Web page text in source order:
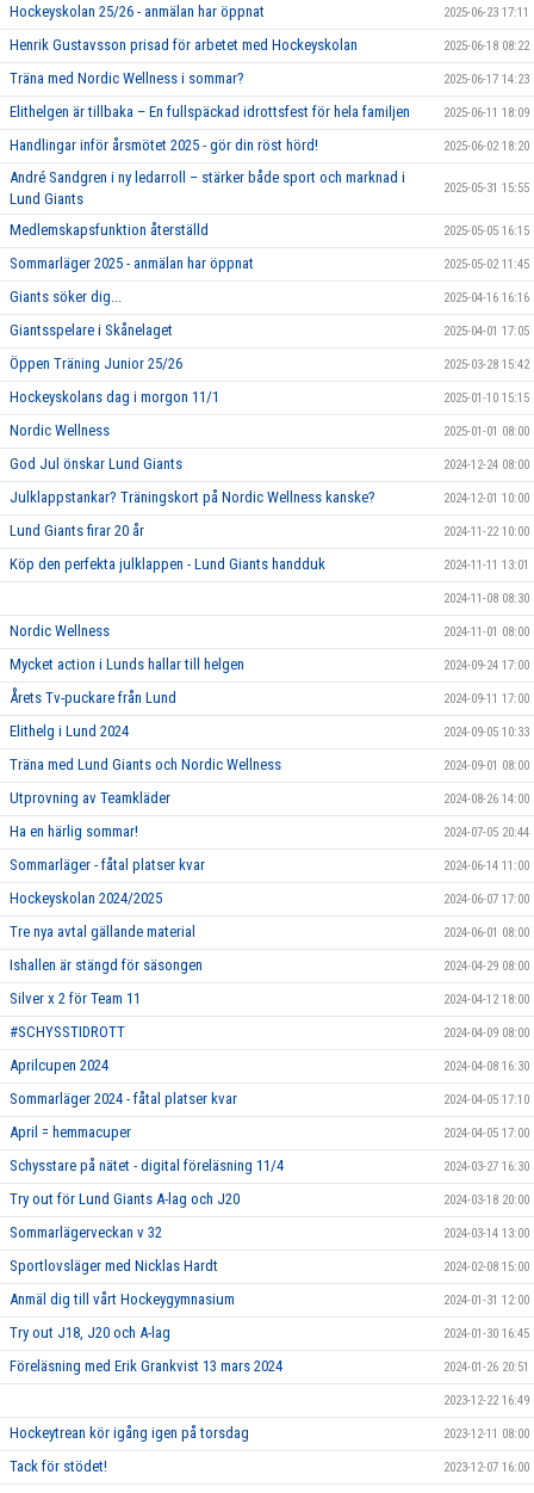
Hockeyskolan 25/26 - anmälan har öppnat 2025-06-23 17:11
Henrik Gustavsson prisad för arbetet med Hockeyskolan 2025-06-18 08:22
Träna med Nordic Wellness i sommar? 2025-06-17 14:23
Elithelgen är tillbaka – En fullspäckad idrottsfest för hela familjen 2025-06-11 18:09
Handlingar inför årsmötet 2025 - gör din röst hörd! 2025-06-02 18:20
André Sandgren i ny ledarroll – stärker både sport och marknad i
Lund Giants
2025-05-31 15:55
Medlemskapsfunktion återställd 2025-05-05 16:15
Sommarläger 2025 - anmälan har öppnat 2025-05-02 11:45
Giants söker dig... 2025-04-16 16:16
Giantsspelare i Skånelaget 2025-04-01 17:05
Öppen Träning Junior 25/26 2025-03-28 15:42
Hockeyskolans dag i morgon 11/1 2025-01-10 15:15
Nordic Wellness 2025-01-01 08:00
God Jul önskar Lund Giants 2024-12-24 08:00
Julklappstankar? Träningskort på Nordic Wellness kanske? 2024-12-01 10:00
Lund Giants firar 20 år 2024-11-22 10:00
Köp den perfekta julklappen - Lund Giants handduk 2024-11-11 13:01
2024-11-08 08:30
Nordic Wellness 2024-11-01 08:00
Mycket action i Lunds hallar till helgen 2024-09-24 17:00
Årets Tv-puckare från Lund 2024-09-11 17:00
Elithelg i Lund 2024 2024-09-05 10:33
Träna med Lund Giants och Nordic Wellness 2024-09-01 08:00
Utprovning av Teamkläder 2024-08-26 14:00
Ha en härlig sommar! 2024-07-05 20:44
Sommarläger - fåtal platser kvar 2024-06-14 11:00
Hockeyskolan 2024/2025 2024-06-07 17:00
Tre nya avtal gällande material 2024-06-01 08:00
Ishallen är stängd för säsongen 2024-04-29 08:00
Silver x 2 för Team 11 2024-04-12 18:00
#SCHYSSTIDROTT 2024-04-09 08:00
Aprilcupen 2024 2024-04-08 16:30
Sommarläger 2024 - fåtal platser kvar 2024-04-05 17:10
April = hemmacuper 2024-04-05 17:00
Schysstare på nätet - digital föreläsning 11/4 2024-03-27 16:30
Try out för Lund Giants A-lag och J20 2024-03-18 20:00
Sommarlägerveckan v 32 2024-03-14 13:00
Sportlovsläger med Nicklas Hardt 2024-02-08 15:00
Anmäl dig till vårt Hockeygymnasium 2024-01-31 12:00
Try out J18, J20 och A-lag 2024-01-30 16:45
Föreläsning med Erik Grankvist 13 mars 2024 2024-01-26 20:51
2023-12-22 16:49
Hockeytrean kör igång igen på torsdag 2023-12-11 08:00
Tack för stödet! 2023-12-07 16:00